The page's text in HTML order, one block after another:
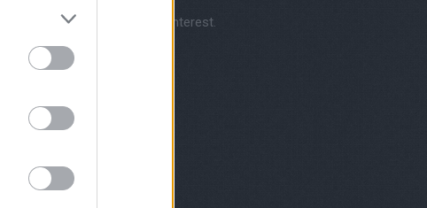
Visit Kertkonyha's profile on Pinterest.
Partnereink